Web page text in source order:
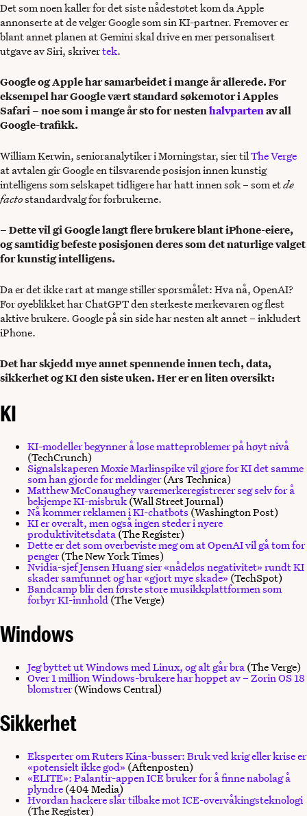
Det som noen kaller for det siste nådestøtet kom da Apple
annonserte at de velger Google som sin KI-partner. Fremover er
blant annet planen at Gemini skal drive en mer personalisert
utgave av Siri, skrivertek.
Google og Apple har samarbeidet i mange år allerede. For
eksempel har Google vært standard søkemotor i Apples
Safari – noe som i mange år sto for nestenhalvpartenav all
Google-trafikk.
William Kerwin, senioranalytiker i Morningstar, sier tilThe Verge
at avtalen gir Google en tilsvarende posisjon innen kunstig
intelligens som selskapet tidligere har hatt innen søk – som etde
factostandardvalg for forbrukerne.
– Dette vil gi Google langt flere brukere blant iPhone-eiere,
og samtidig befeste posisjonen deres som det naturlige valget
for kunstig intelligens.
Da er det ikke rart at mange stiller spørsmålet: Hva nå, OpenAI?
For øyeblikket har ChatGPT den sterkeste merkevaren og flest
aktive brukere. Google på sin side har nesten alt annet – inkludert
iPhone.
Det har skjedd mye annet spennende innen tech, data,
sikkerhet og KI den siste uken. Her er en liten oversikt:
KI
KI-modeller begynner å løse matteproblemer på høyt nivå
(TechCrunch)
Signalskaperen Moxie Marlinspike vil gjøre for KI det samme
som han gjorde for meldinger(Ars Technica)
Matthew McConaughey varemerkeregistrerer seg selv for å
bekjempe KI-misbruk(Wall Street Journal)
Nå kommer reklamen i KI-chatbots (Washington Post)
KI er overalt, men også ingen steder i nyere
produktivitetsdata(The Register)
Dette er det som overbeviste meg om at OpenAI vil gå tom for
penger(The New York Times)
Nvidia-sjef Jensen Huang sier «nådeløs negativitet» rundt KI
skader samfunnet og har «gjort mye skade» (TechSpot)
Bandcamp blir den første store musikkplattformen som
forbyr KI-innhold(The Verge)
Windows
Jeg byttet ut Windows med Linux, og alt går bra(The Verge)
Over 1 million Windows-brukere har hoppet av – Zorin OS 18
blomstrer(Windows Central)
Sikkerhet
Eksperter om Ruters Kina-busser: Bruk ved krig eller krise er
«potensielt ikke god» (Aftenposten)
«ELITE»: Palantir-appen ICE bruker for å finne nabolag å
plyndre(404 Media)
Hvordan hackere slår tilbake mot ICE-overvåkingsteknologi
(The Register)